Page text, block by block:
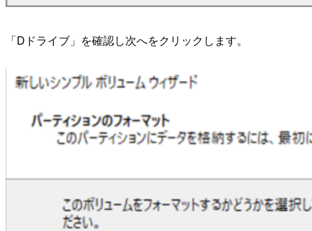
「Dドライブ」を確認し次へをクリックします。